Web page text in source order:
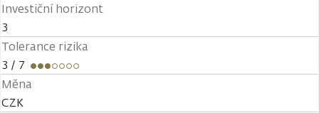
Investiční horizont
3
Tolerance rizika
3 / 7
Měna
CZK